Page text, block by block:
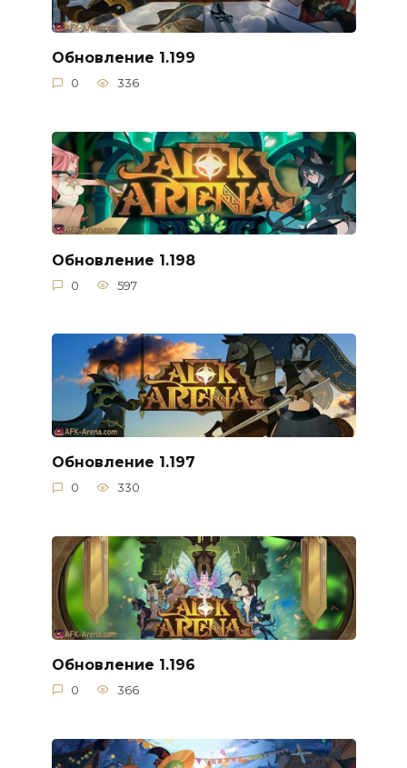
Обновление 1.199
0 336
Обновление 1.198
0 597
Обновление 1.197
0 330
Обновление 1.196
0 366